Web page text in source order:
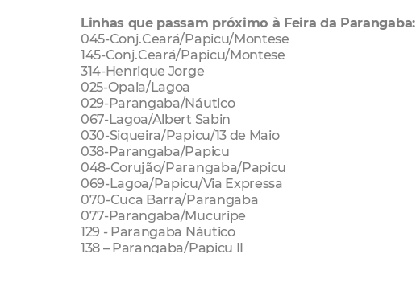
Linhas que passam próximo à Feira da Parangaba:
045-Conj.Ceará/Papicu/Montese
145-Conj.Ceará/Papicu/Montese
314-Henrique Jorge
025-Opaia/Lagoa
029-Parangaba/Náutico
067-Lagoa/Albert Sabin
030-Siqueira/Papicu/13 de Maio
038-Parangaba/Papicu
048-Corujão/Parangaba/Papicu
069-Lagoa/Papicu/Via Expressa
070-Cuca Barra/Parangaba
077-Parangaba/Mucuripe
129 - Parangaba Náutico
138 – Parangaba/Papicu II